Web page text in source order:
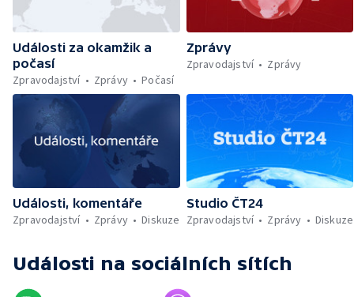
naměřená na Moravě — Klimatizace v MHD —
Klimatizace na dětských odděleních
nemocnic — Klimatizace v domácnostech —
Žaloba proti Trumpovým clům — Záchrana
migrantů v Lamanšském průlivu — Čištění
Karlova mostu — Sběr borůvek v
zakázaných oblastech Šumavy — Investice
do energetické sítě — Hromadný pohřeb v
Gaze — Drahý život v Jižní Koreji — Potopení
indické lodi v Rudém moři — Nedostatek
vody ovlivňuje zdraví ptáků — Natáčení
vánoční pohádky pro neslyšící
Události za okamžik a
počasí
Zpravodajství
Zprávy Počasí
Zprávy
Zpravodajství
Zprávy
Události, komentáře
Zpravodajství
Zprávy Diskuze
Studio ČT24
Zpravodajství
Zprávy Diskuze
Události na sociálních sítích